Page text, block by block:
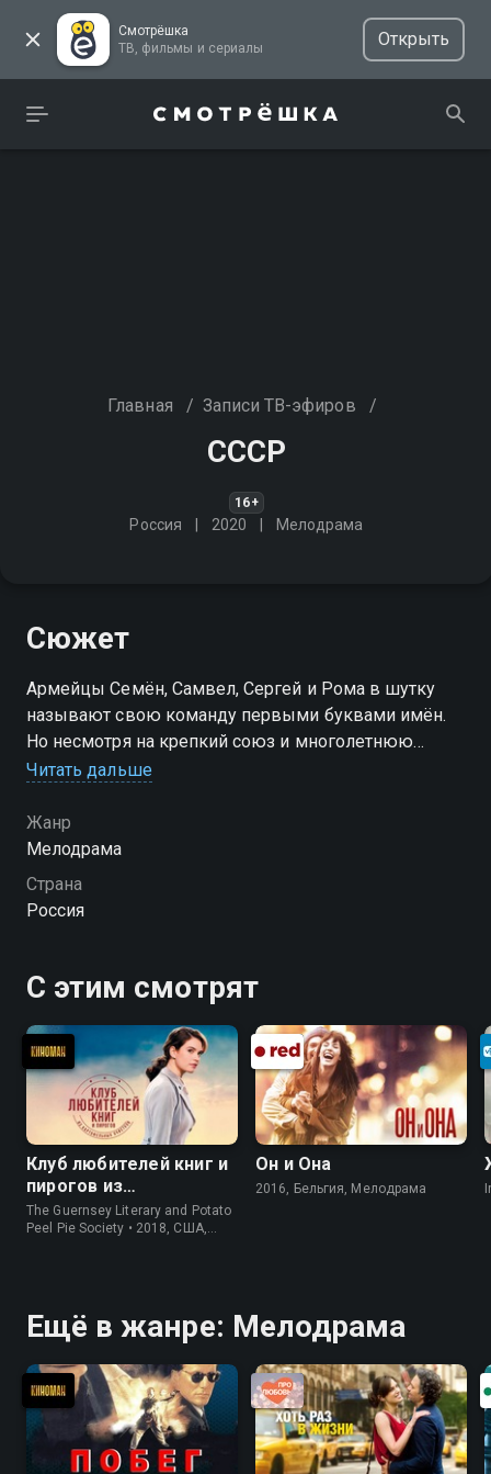
Смотрёшка
ТВ, фильмы и сериалы
Открыть
Главная / Записи ТВ-эфиров /
СССР
16+
Россия 2020 Мелодрама
Сюжет
Армейцы Семён, Самвел, Сергей и Рома в шутку
называют свою команду первыми буквами имён.
Но несмотря на крепкий союз и многолетнюю
дружбу, на гражданке ребят ждёт ещё немало
Читать дальше
Жанр
Мелодрама
Страна
Россия
С этим смотрят
Клуб любителей книг и
пирогов из
картофельных
очистков
The Guernsey Literary and Potato
Peel Pie Society • 2018, США,
Он и Она
2016, Бельгия, Мелодрама
Ещё в жанре: Мелодрама